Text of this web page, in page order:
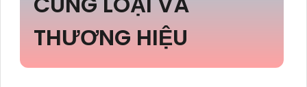
THƯƠNG HIỆU